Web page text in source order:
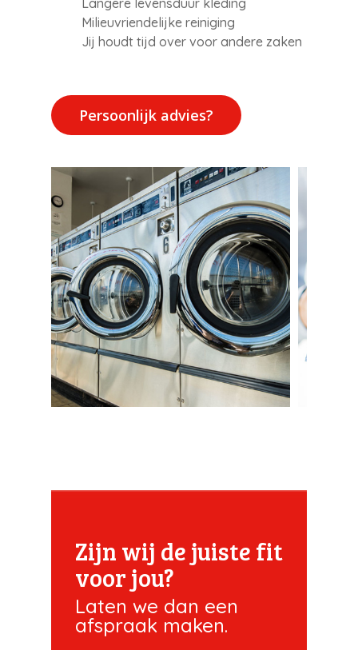
Langere levensduur kleding
Milieuvriendelijke reiniging
Jij houdt tijd over voor andere zaken
Persoonlijk advies?
Zijn wij de juiste fit
voor jou?
Laten we dan een
afspraak maken.